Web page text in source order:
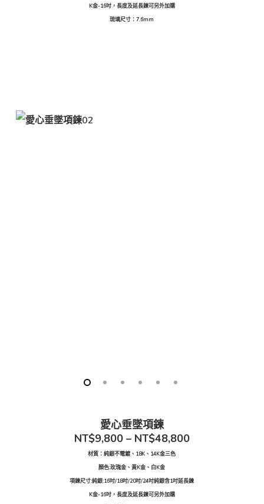
K金-16吋，長度及延長鍊可另外加購
琉璃尺寸：7.6mm
愛心垂墜項鍊
NT$9,800 – NT$48,800
材質：純銀不電鍍、18K、14K金三色
顏色:玫瑰金、黃K金、白K金
項鍊尺寸:純銀:16吋/18吋/20吋/24吋純銀含1吋延長鍊
K金-16吋，長度及延長鍊可另外加購